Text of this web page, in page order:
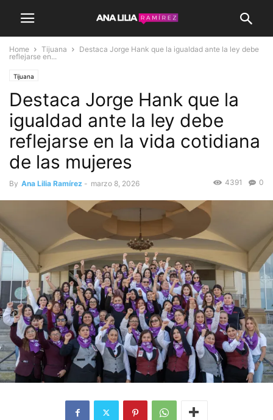
Home Tijuana
Destaca Jorge Hank que la igualdad ante la ley debe
reflejarse en...
Tijuana
Destaca Jorge Hank que la
igualdad ante la ley debe
reflejarse en la vida cotidiana
de las mujeres
By Ana Lilia Ramírez - marzo 8, 2026 0
4391